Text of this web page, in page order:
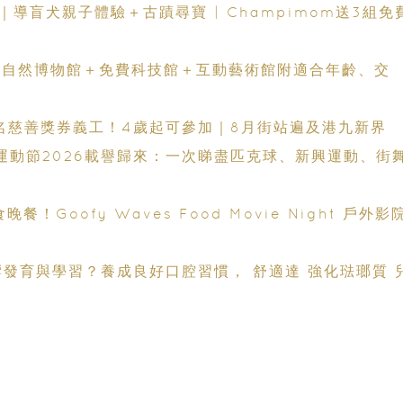
｜導盲犬親子體驗＋古蹟尋寶 | Champimom送3組免
然博物館＋免費科技館＋互動藝術館附適合年齡、交
善獎券義工！4歲起可參加｜8月街站遍及港九新界
節2026載譽歸來：一次睇盡匹克球、新興運動、街
食晚餐！Goofy Waves Food Movie Night 戶外影
養成良好口腔習慣， 舒適達 強化琺瑯質 兒